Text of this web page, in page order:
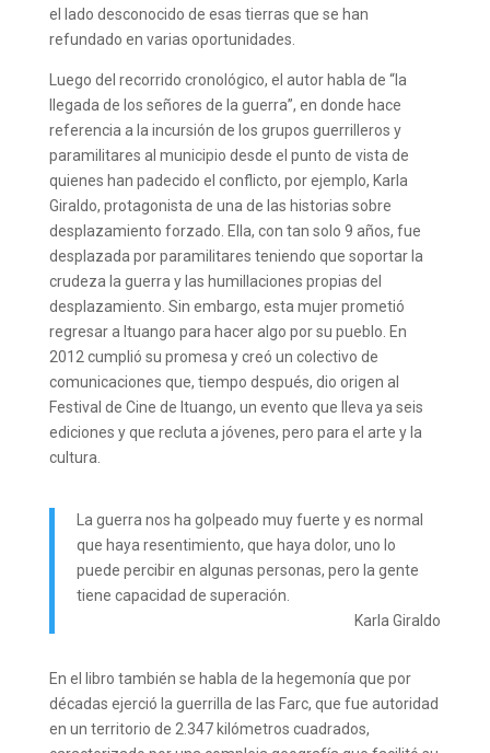
el lado desconocido de esas tierras que se han
refundado en varias oportunidades.
Luego del recorrido cronológico, el autor habla de “la
llegada de los señores de la guerra”, en donde hace
referencia a la incursión de los grupos guerrilleros y
paramilitares al municipio desde el punto de vista de
quienes han padecido el conflicto, por ejemplo, Karla
Giraldo, protagonista de una de las historias sobre
desplazamiento forzado. Ella, con tan solo 9 años, fue
desplazada por paramilitares teniendo que soportar la
crudeza la guerra y las humillaciones propias del
desplazamiento. Sin embargo, esta mujer prometió
regresar a Ituango para hacer algo por su pueblo. En
2012 cumplió su promesa y creó un colectivo de
comunicaciones que, tiempo después, dio origen al
Festival de Cine de Ituango, un evento que lleva ya seis
ediciones y que recluta a jóvenes, pero para el arte y la
cultura.
La guerra nos ha golpeado muy fuerte y es normal
que haya resentimiento, que haya dolor, uno lo
puede percibir en algunas personas, pero la gente
tiene capacidad de superación.
Karla Giraldo
En el libro también se habla de la hegemonía que por
décadas ejerció la guerrilla de las Farc, que fue autoridad
en un territorio de 2.347 kilómetros cuadrados,